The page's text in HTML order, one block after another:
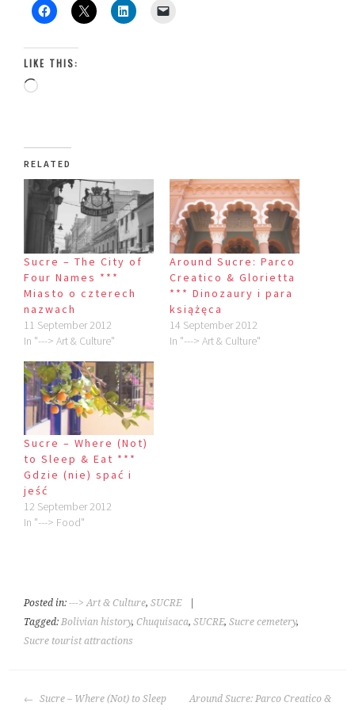
LIKE THIS:
Loading…
RELATED
Sucre – The City of
Four Names ***
Miasto o czterech
nazwach
11 September 2012
In "---> Art & Culture"
Around Sucre: Parco
Creatico & Glorietta
*** Dinozaury i para
książęca
14 September 2012
In "---> Art & Culture"
Sucre – Where (Not)
to Sleep & Eat ***
Gdzie (nie) spać i
jeść
12 September 2012
In "---> Food"
Posted in:---> Art & Culture,SUCRE
Tagged:Bolivian history,Chuquisaca,SUCRE,Sucre cemetery,
Sucre tourist attractions
POST
Sucre – Where (Not) to Sleep
Around Sucre: Parco Creatico &